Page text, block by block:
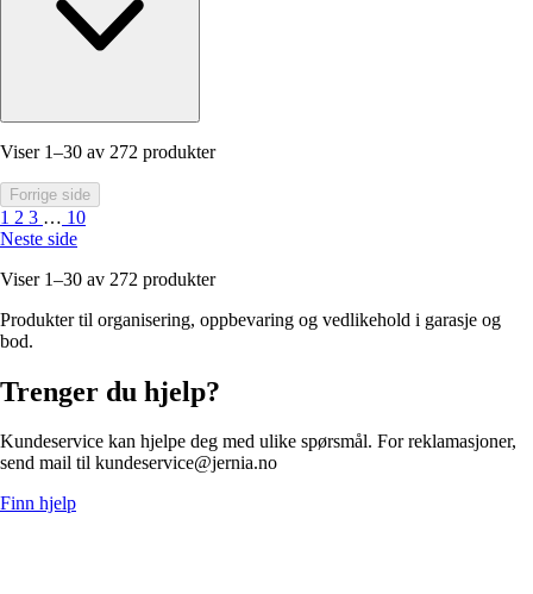
Viser 1–30 av 272 produkter
Forrige side
1 2 3 … 10
Neste side
Viser 1–30 av 272 produkter
Produkter til organisering, oppbevaring og vedlikehold i garasje og
bod.
Trenger du hjelp?
Kundeservice kan hjelpe deg med ulike spørsmål. For reklamasjoner,
send mail til kundeservice@jernia.no
Finn hjelp